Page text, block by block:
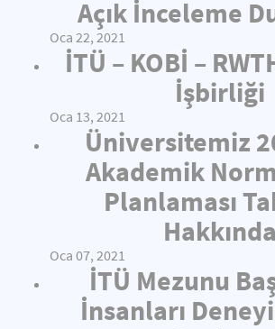
Açık İnceleme
Oca 22, 2021
İTÜ – KOBİ –
İşbirliği
Oca 13, 2021
Üniversitemiz
Akademik
Planlaması
Hakkında
Oca 07, 2021
İTÜ Mezunu
İnsanları